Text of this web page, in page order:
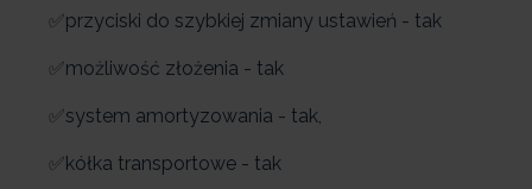
✅przyciski do szybkiej zmiany ustawień - tak
✅możliwość złożenia - tak
✅system amortyzowania - tak,
✅kółka transportowe - tak